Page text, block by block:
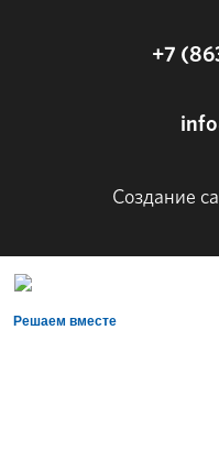
+7
Создание
Решаем вместе